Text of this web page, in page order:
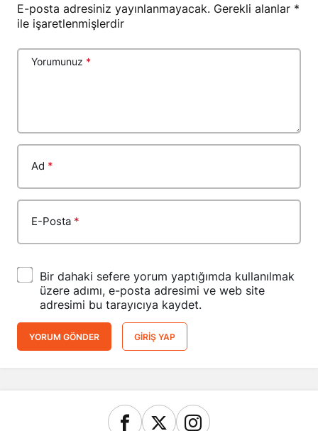
E-posta adresiniz yayınlanmayacak. Gerekli alanlar *
ile işaretlenmişlerdir
Yorumunuz *
Ad *
E-Posta *
Bir dahaki sefere yorum yaptığımda kullanılmak
üzere adımı, e-posta adresimi ve web site
adresimi bu tarayıcıya kaydet.
YORUM GÖNDER GIRIŞ YAP